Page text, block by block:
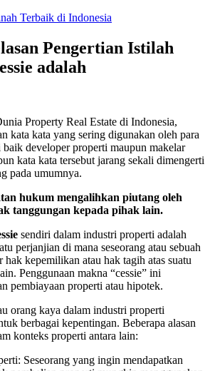
Terbaik di Indonesia
Pengertian Istilah
adalah
Property Real Estate di Indonesia,
kata kata yang sering digunakan oleh para
developer properti maupun makelar
kata kata tersebut jarang sekali dimengerti
pada umumnya.
hukum mengalihkan piutang oleh
tanggungan kepada pihak lain.
sendiri dalam industri properti adalah
perjanjian di mana seseorang atau sebuah
hak kepemilikan atau hak tagih atas suatu
Penggunaan makna “cessie” ini
pembiayaan properti atau hipotek.
orang kaya dalam industri properti
berbagai kepentingan. Beberapa alasan
konteks properti antara lain:
Seseorang yang ingin mendapatkan